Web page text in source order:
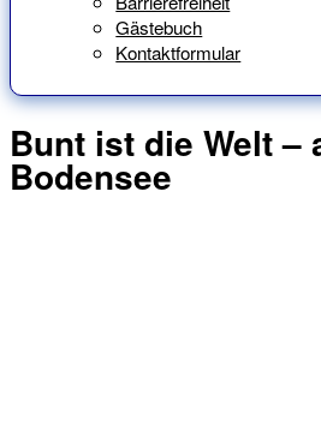
Gästebuch
Kontaktformular
Bunt ist die Welt –
Bodensee